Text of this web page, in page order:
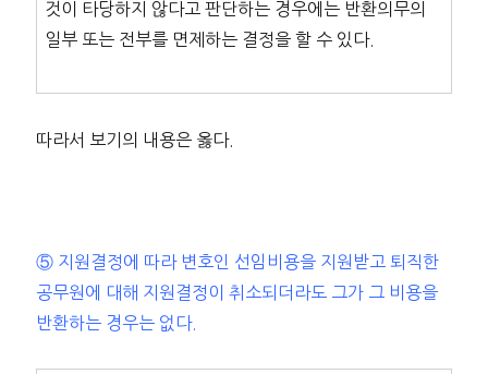
것이 타당하지 않다고 판단하는 경우에는 반환의무의
일부 또는 전부를 면제하는 결정을 할 수 있다.
따라서 보기의 내용은 옳다.
⑤ 지원결정에 따라 변호인 선임비용을 지원받고 퇴직한
공무원에 대해 지원결정이 취소되더라도 그가 그 비용을
반환하는 경우는 없다.